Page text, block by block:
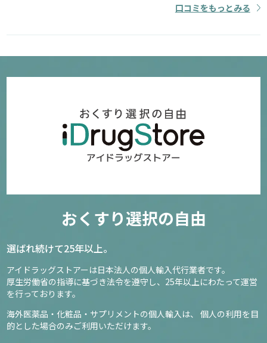
口コミをもっとみる
おくすり選択の自由
選ばれ続けて25年以上。
アイドラッグストアーは日本法人の個人輸入代行業者です。
厚生労働省の指導に基づき法令を遵守し、 25年以上にわたって運営
を行っております。
海外医薬品・化粧品・サプリメントの個人輸入は、 個人の利用を目
的とした場合のみご利用いただけます。